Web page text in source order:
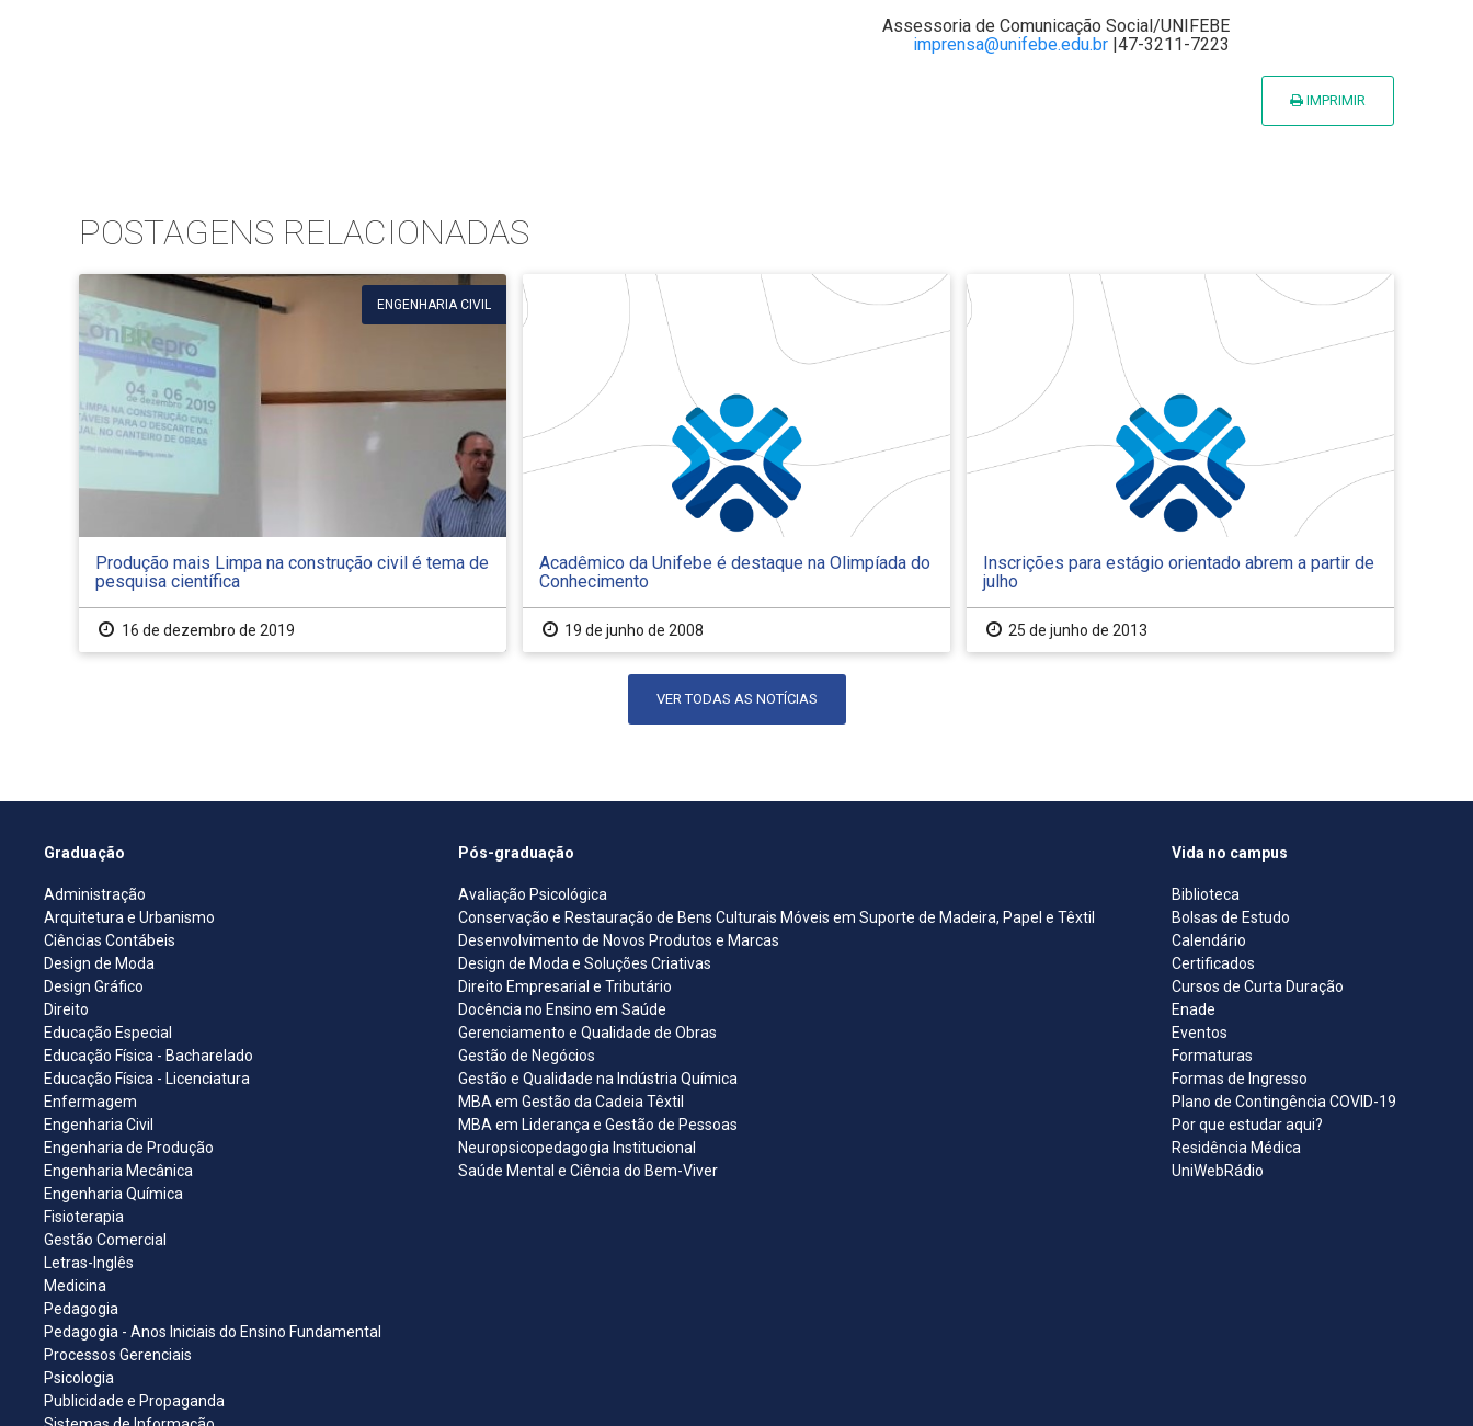
Assessoria de Comunicação Social/UNIFEBE
imprensa@unifebe.edu.br |47-3211-7223
IMPRIMIR
POSTAGENS RELACIONADAS
ENGENHARIA CIVIL
Produção mais Limpa na construção civil é tema de
pesquisa científica
16 de dezembro de 2019
Acadêmico da Unifebe é destaque na Olimpíada do
Conhecimento
19 de junho de 2008
Inscrições para estágio orientado abrem a partir de
julho
25 de junho de 2013
VER TODAS AS NOTÍCIAS
Graduação
Administração
Arquitetura e Urbanismo
Ciências Contábeis
Design de Moda
Design Gráfico
Direito
Educação Especial
Educação Física - Bacharelado
Educação Física - Licenciatura
Enfermagem
Engenharia Civil
Engenharia de Produção
Engenharia Mecânica
Engenharia Química
Fisioterapia
Gestão Comercial
Letras-Inglês
Medicina
Pedagogia
Pedagogia - Anos Iniciais do Ensino Fundamental
Processos Gerenciais
Psicologia
Publicidade e Propaganda
Pós-graduação
Avaliação Psicológica
Conservação e Restauração de Bens Culturais Móveis em Suporte de Madeira, Papel e Têxtil
Desenvolvimento de Novos Produtos e Marcas
Design de Moda e Soluções Criativas
Direito Empresarial e Tributário
Docência no Ensino em Saúde
Gerenciamento e Qualidade de Obras
Gestão de Negócios
Gestão e Qualidade na Indústria Química
MBA em Gestão da Cadeia Têxtil
MBA em Liderança e Gestão de Pessoas
Neuropsicopedagogia Institucional
Saúde Mental e Ciência do Bem-Viver
Vida no campus
Biblioteca
Bolsas de Estudo
Calendário
Certificados
Cursos de Curta Duração
Enade
Eventos
Formaturas
Formas de Ingresso
Plano de Contingência COVID-19
Por que estudar aqui?
Residência Médica
UniWebRádio